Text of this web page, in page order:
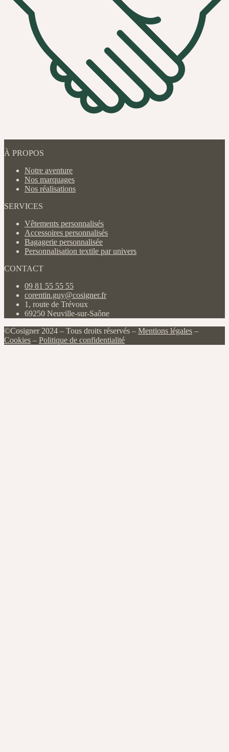
À PROPOS
Notre aventure
Nos marquages
Nos réalisations
SERVICES
Vêtements personnalisés
Accessoires personnalisés
Bagagerie personnalisée
Personnalisation textile par univers
CONTACT
09 81 55 55 55
corentin.guy@cosigner.fr
1, route de Trévoux
69250 Neuville-sur-Saône
©Cosigner 2024 – Tous droits réservés – Mentions légales –
Cookies – Politique de confidentialité